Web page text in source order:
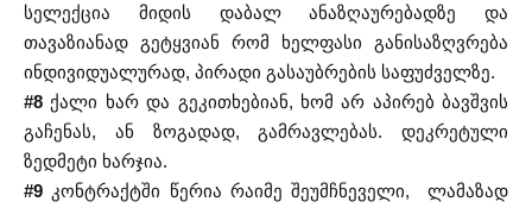
სელექცია მიდის დაბალ ანაზღაურებადზე და
თავაზიანად გეტყვიან რომ ხელფასი განისაზღვრება
ინდივიდუალურად, პირადი გასაუბრების საფუძველზე.
#8 ქალი ხარ და გეკითხებიან, ხომ არ აპირებ ბავშვის
გაჩენას, ან ზოგადად, გამრავლებას. დეკრეტული
ზედმეტი ხარჯია.
#9 კონტრაქტში წერია რაიმე შეუმჩნეველი, ლამაზად